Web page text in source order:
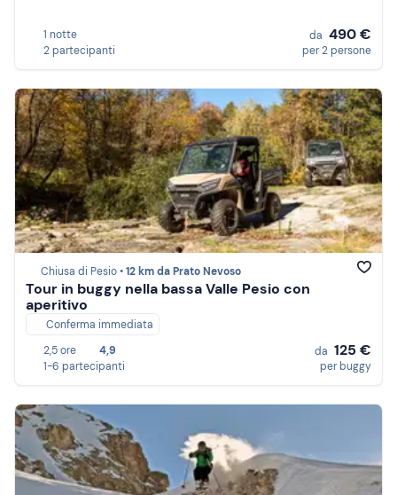
1 notte
2 partecipanti
da 490 €
per 2 persone
Chiusa di Pesio •12 km da Prato Nevoso
Tour in buggy nella bassa Valle Pesio con
aperitivo
Conferma immediata
2,5 ore
4,9
1-6 partecipanti
da 125 €
per buggy